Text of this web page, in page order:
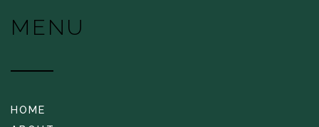
MENU
HOME